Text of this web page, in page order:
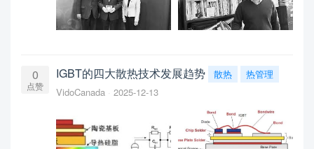
0
点赞
IGBT的四大散热技术发展趋势 散热
热管理
VidoCanada
2025-12-13